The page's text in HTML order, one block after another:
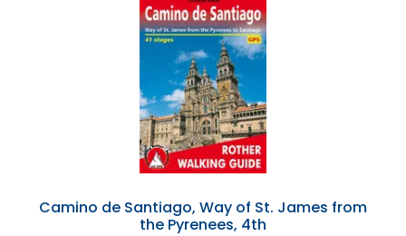
Camino de Santiago, Way of St. James from
the Pyrenees, 4th